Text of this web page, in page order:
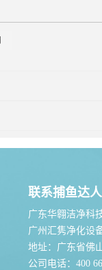
联系捕鱼达人
广东华翱洁净科
广州汇隽净化设
地址：广东省佛
公司电话：400